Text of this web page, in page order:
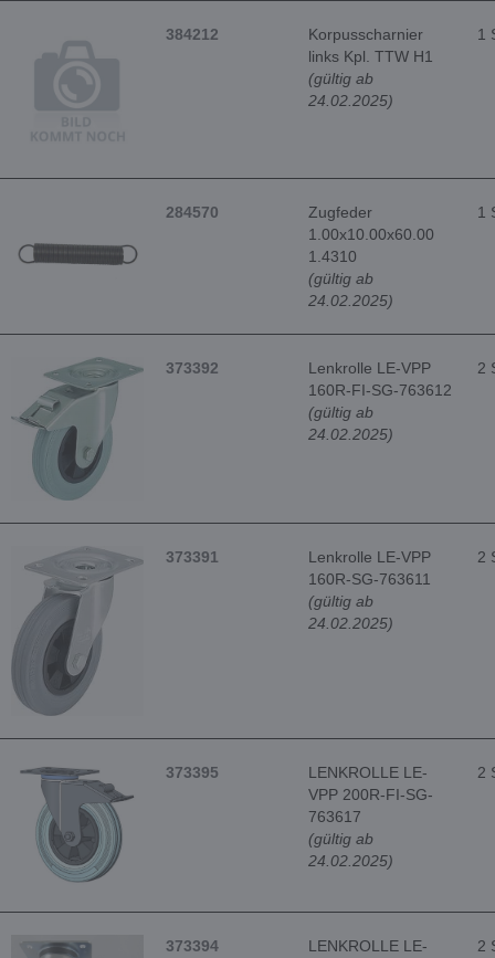
384212
Korpusscharnier
links Kpl. TTW H1
(gültig ab
24.02.2025)
1
284570
Zugfeder
1.00x10.00x60.00
1.4310
(gültig ab
24.02.2025)
1
373392
Lenkrolle LE-VPP
160R-FI-SG-763612
(gültig ab
24.02.2025)
2
373391
Lenkrolle LE-VPP
160R-SG-763611
(gültig ab
24.02.2025)
2
373395
LENKROLLE LE-
VPP 200R-FI-SG-
763617
(gültig ab
24.02.2025)
2
373394
LENKROLLE LE-
2